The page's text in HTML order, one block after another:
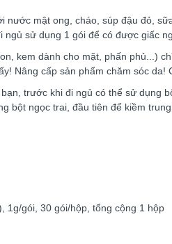
mật ong, cháo, súp đậu đỏ,
sử dụng 1 gói để có được giấc
kem dành cho mặt, phấn phủ...)
Nâng cấp sản phẩm chăm sóc
trước khi đi ngủ có thể sử dụng
ngọc trai, đầu tiên để kiềm
1g/gói, 30 gói/hộp, tổng cộng 1 hộp